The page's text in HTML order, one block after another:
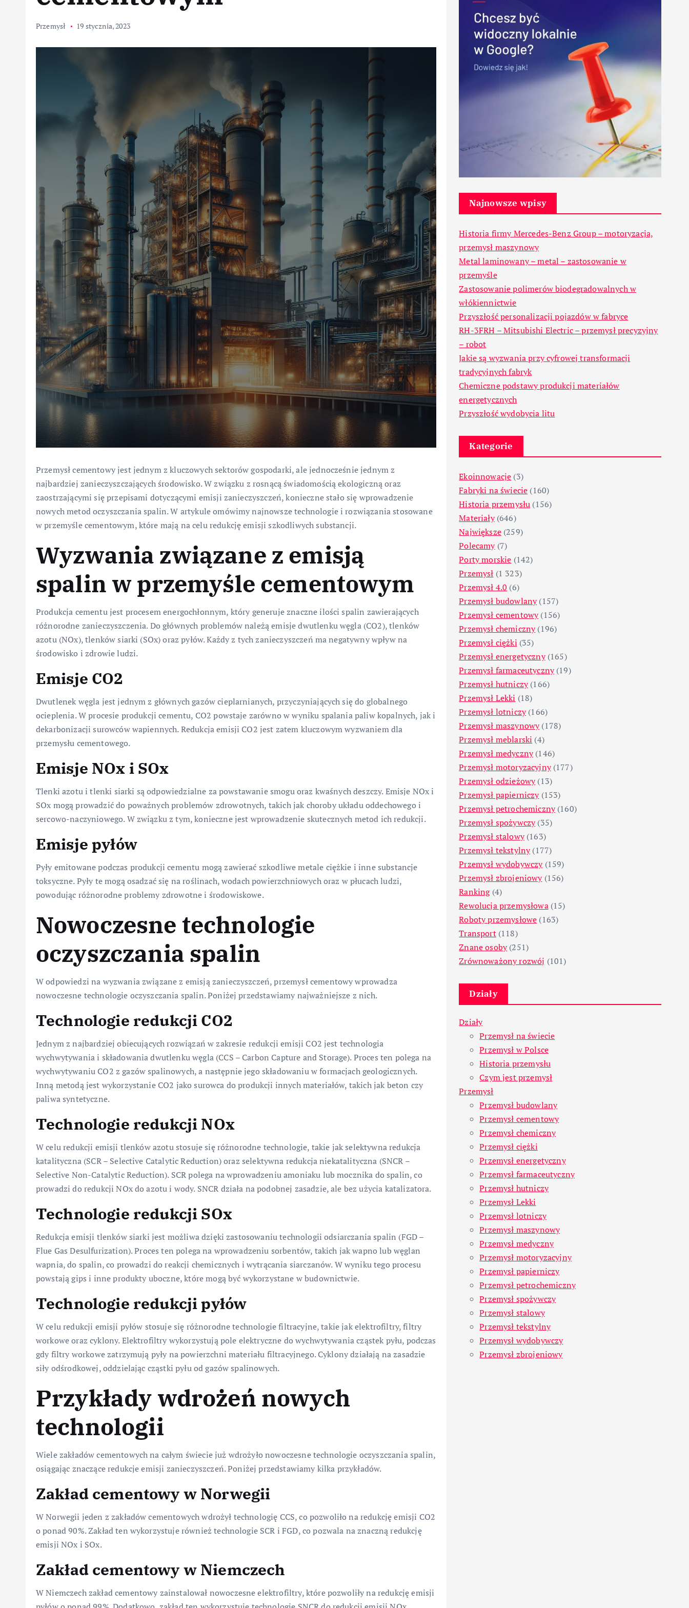
Przemysł 19 stycznia, 2023
Przemysł cementowy jest jednym z kluczowych sektorów gospodarki, ale jednocześnie jednym z
najbardziej zanieczyszczających środowisko. W związku z rosnącą świadomością ekologiczną oraz
zaostrzającymi się przepisami dotyczącymi emisji zanieczyszczeń, konieczne stało się wprowadzenie
nowych metod oczyszczania spalin. W artykule omówimy najnowsze technologie i rozwiązania stosowane
w przemyśle cementowym, które mają na celu redukcję emisji szkodliwych substancji.
Wyzwania związane z emisją
spalin w przemyśle cementowym
Produkcja cementu jest procesem energochłonnym, który generuje znaczne ilości spalin zawierających
różnorodne zanieczyszczenia. Do głównych problemów należą emisje dwutlenku węgla (CO2), tlenków
azotu (NOx), tlenków siarki (SOx) oraz pyłów. Każdy z tych zanieczyszczeń ma negatywny wpływ na
środowisko i zdrowie ludzi.
Emisje CO2
Dwutlenek węgla jest jednym z głównych gazów cieplarnianych, przyczyniających się do globalnego
ocieplenia. W procesie produkcji cementu, CO2 powstaje zarówno w wyniku spalania paliw kopalnych, jak i
dekarbonizacji surowców wapiennych. Redukcja emisji CO2 jest zatem kluczowym wyzwaniem dla
przemysłu cementowego.
Emisje NOx i SOx
Tlenki azotu i tlenki siarki są odpowiedzialne za powstawanie smogu oraz kwaśnych deszczy. Emisje NOx i
SOx mogą prowadzić do poważnych problemów zdrowotnych, takich jak choroby układu oddechowego i
sercowo-naczyniowego. W związku z tym, konieczne jest wprowadzenie skutecznych metod ich redukcji.
Emisje pyłów
Pyły emitowane podczas produkcji cementu mogą zawierać szkodliwe metale ciężkie i inne substancje
toksyczne. Pyły te mogą osadzać się na roślinach, wodach powierzchniowych oraz w płucach ludzi,
powodując różnorodne problemy zdrowotne i środowiskowe.
Nowoczesne technologie
oczyszczania spalin
W odpowiedzi na wyzwania związane z emisją zanieczyszczeń, przemysł cementowy wprowadza
nowoczesne technologie oczyszczania spalin. Poniżej przedstawiamy najważniejsze z nich.
Technologie redukcji CO2
Jednym z najbardziej obiecujących rozwiązań w zakresie redukcji emisji CO2 jest technologia
wychwytywania i składowania dwutlenku węgla (CCS – Carbon Capture and Storage). Proces ten polega na
wychwytywaniu CO2 z gazów spalinowych, a następnie jego składowaniu w formacjach geologicznych.
Inną metodą jest wykorzystanie CO2 jako surowca do produkcji innych materiałów, takich jak beton czy
paliwa syntetyczne.
Technologie redukcji NOx
W celu redukcji emisji tlenków azotu stosuje się różnorodne technologie, takie jak selektywna redukcja
katalityczna (SCR – Selective Catalytic Reduction) oraz selektywna redukcja niekatalityczna (SNCR –
Selective Non-Catalytic Reduction). SCR polega na wprowadzeniu amoniaku lub mocznika do spalin, co
prowadzi do redukcji NOx do azotu i wody. SNCR działa na podobnej zasadzie, ale bez użycia katalizatora.
Technologie redukcji SOx
Redukcja emisji tlenków siarki jest możliwa dzięki zastosowaniu technologii odsiarczania spalin (FGD –
Flue Gas Desulfurization). Proces ten polega na wprowadzeniu sorbentów, takich jak wapno lub węglan
wapnia, do spalin, co prowadzi do reakcji chemicznych i wytrącania siarczanów. W wyniku tego procesu
powstają gips i inne produkty uboczne, które mogą być wykorzystane w budownictwie.
Technologie redukcji pyłów
W celu redukcji emisji pyłów stosuje się różnorodne technologie filtracyjne, takie jak elektrofiltry, filtry
workowe oraz cyklony. Elektrofiltry wykorzystują pole elektryczne do wychwytywania cząstek pyłu, podczas
gdy filtry workowe zatrzymują pyły na powierzchni materiału filtracyjnego. Cyklony działają na zasadzie
siły odśrodkowej, oddzielając cząstki pyłu od gazów spalinowych.
Przykłady wdrożeń nowych
technologii
Wiele zakładów cementowych na całym świecie już wdrożyło nowoczesne technologie oczyszczania spalin,
osiągając znaczące redukcje emisji zanieczyszczeń. Poniżej przedstawiamy kilka przykładów.
Zakład cementowy w Norwegii
W Norwegii jeden z zakładów cementowych wdrożył technologię CCS, co pozwoliło na redukcję emisji CO2
o ponad 90%. Zakład ten wykorzystuje również technologie SCR i FGD, co pozwala na znaczną redukcję
emisji NOx i SOx.
Zakład cementowy w Niemczech
W Niemczech zakład cementowy zainstalował nowoczesne elektrofiltry, które pozwoliły na redukcję emisji
Najnowsze wpisy
Historia firmy Mercedes-Benz Group – motoryzacja,
przemysł maszynowy
Metal laminowany – metal – zastosowanie w
przemyśle
Zastosowanie polimerów biodegradowalnych w
włókiennictwie
Przyszłość personalizacji pojazdów w fabryce
RH-3FRH – Mitsubishi Electric – przemysł precyzyjny
– robot
Jakie są wyzwania przy cyfrowej transformacji
tradycyjnych fabryk
Chemiczne podstawy produkcji materiałów
energetycznych
Przyszłość wydobycia litu
Kategorie
Ekoinnowacje (3)
Fabryki na świecie (160)
Historia przemysłu (156)
Materiały(646)
Największe(259)
Polecamy(7)
Porty morskie (142)
Przemysł (1 323)
Przemysł 4.0 (6)
Przemysł budowlany(157)
Przemysł cementowy(156)
Przemysł chemiczny(196)
Przemysł ciężki (35)
Przemysł energetyczny(165)
Przemysł farmaceutyczny(19)
Przemysł hutniczy(166)
Przemysł Lekki (18)
Przemysł lotniczy(166)
Przemysł maszynowy(178)
Przemysł meblarski (4)
Przemysł medyczny(146)
Przemysł motoryzacyjny(177)
Przemysł odzieżowy(13)
Przemysł papierniczy(153)
Przemysł petrochemiczny(160)
Przemysł spożywczy(35)
Przemysł stalowy(163)
Przemysł tekstylny(177)
Przemysł wydobywczy(159)
Przemysł zbrojeniowy(156)
Ranking(4)
Rewolucja przemysłowa(15)
Roboty przemysłowe (163)
Transport(118)
Znane osoby(251)
Zrównoważony rozwój (101)
Działy
Działy
Przemysł na świecie
Przemysł w Polsce
Historia przemysłu
Czym jest przemysł
Przemysł
Przemysł budowlany
Przemysł cementowy
Przemysł chemiczny
Przemysł ciężki
Przemysł energetyczny
Przemysł farmaceutyczny
Przemysł hutniczy
Przemysł Lekki
Przemysł lotniczy
Przemysł maszynowy
Przemysł medyczny
Przemysł motoryzacyjny
Przemysł papierniczy
Przemysł petrochemiczny
Przemysł spożywczy
Przemysł stalowy
Przemysł tekstylny
Przemysł wydobywczy
Przemysł zbrojeniowy